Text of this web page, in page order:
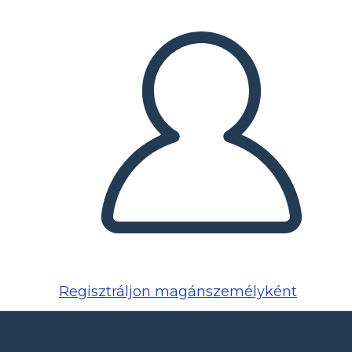
Regisztráljon magánszemélyként